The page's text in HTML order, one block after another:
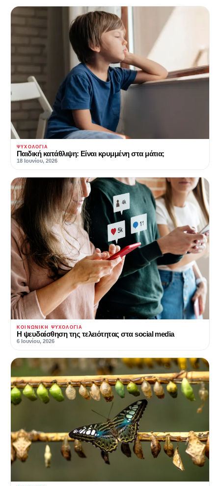
ΨΥΧΟΛΟΓΊΑ
Παιδική κατάθλιψη: Είναι κρυμμένη στα μάτια;
18 Ιουνίου, 2026
ΚΟΙΝΩΝΙΚΉ ΨΥΧΟΛΟΓΊΑ
Η ψευδαίσθηση της τελειότητας στα social media
6 Ιουνίου, 2026